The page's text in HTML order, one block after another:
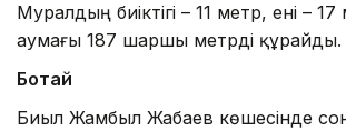
Муралдың биіктігі – 11 метр, ені –
аумағы 187 шаршы метрді құрайды.
Ботай
Биыл Жамбыл Жабаев көшесінде